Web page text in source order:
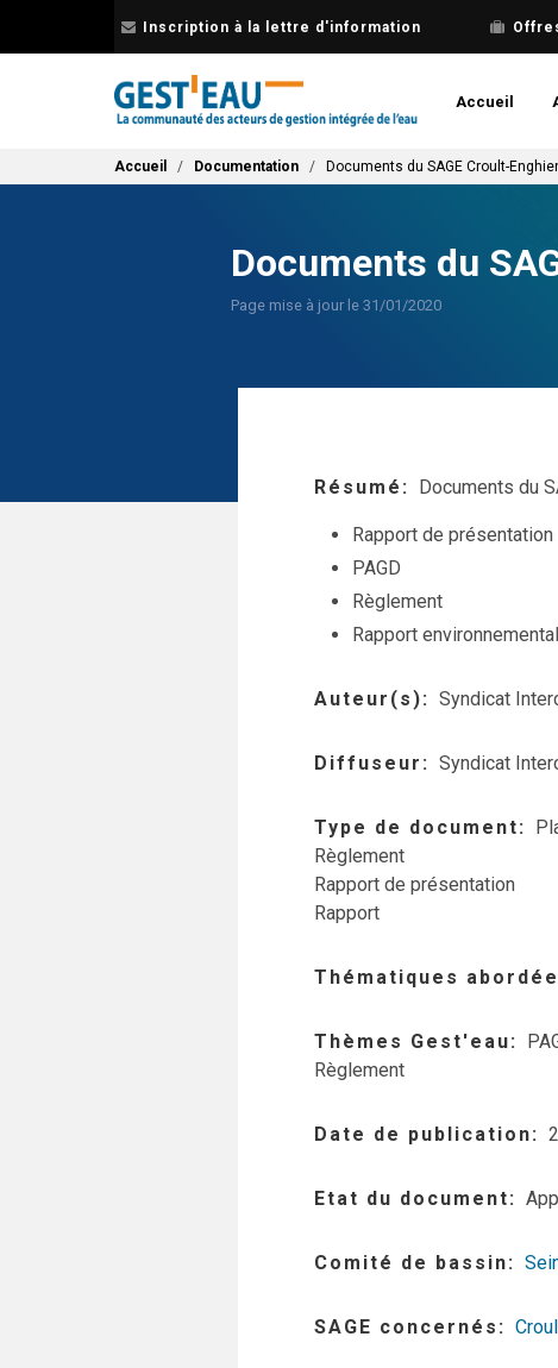
Inscription à la lettre d'information
Accueil
Fil d'Ariane
Accueil Documentation Documents du SAGE Croult-
Documents du
Page mise à jour le 31/01/2020
Résumé Documents du
Rapport de présentation
PAGD
Règlement
Rapport environnemental
Auteur(s) Syndicat
Diffuseur Syndicat
Type de document
Règlement
Rapport de présentation
Rapport
Thématiques
Thèmes Gest'eau
Règlement
Date de publication
Etat du document
Comité de bassin
SAGE concernés